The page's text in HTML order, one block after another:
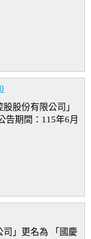
股份有限公司」
告期間：115年6月
司」更名為 「國慶